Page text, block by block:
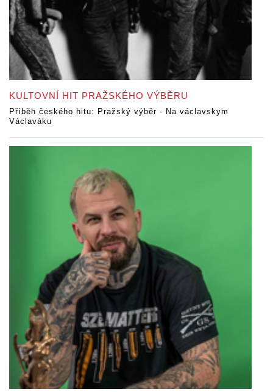
KULTOVNÍ HIT PRAŽSKÉHO VÝBĚRU
Příběh českého hitu: Pražský výběr - Na václavskym
Václaváku